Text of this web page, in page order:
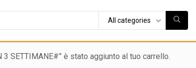
All categories
3 SETTIMANE#” è stato aggiunto al tuo carrello.